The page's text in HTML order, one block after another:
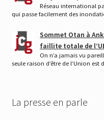
Réseau international
qui passe facilement des
Sommet Otan à
faillite totale de
On n’a jamais vu
seule raison d’être de l’Union
La presse en parle